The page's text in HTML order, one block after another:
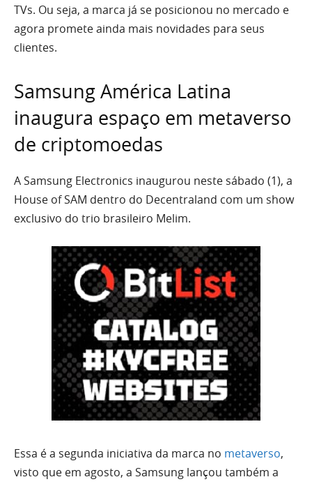
TVs. Ou seja, a marca já se posicionou no mercado e
agora promete ainda mais novidades para seus
clientes.
Samsung América Latina
inaugura espaço em metaverso
de criptomoedas
A Samsung Electronics inaugurou neste sábado (1), a
House of SAM dentro do Decentraland com um show
exclusivo do trio brasileiro Melim.
Essa é a segunda iniciativa da marca no metaverso,
visto que em agosto, a Samsung lançou também a